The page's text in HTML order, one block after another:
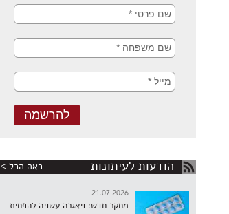
הודעות לעיתונות ראה הכל >
21.07.2026
מחקר חדש: ויאגרה עשויה להפחית